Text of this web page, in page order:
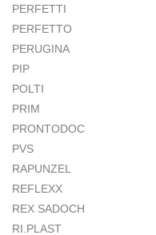
PERFETTI
PERFETTO
PERUGINA
PIP
POLTI
PRIM
PRONTODOC
PVS
RAPUNZEL
REFLEXX
REX SADOCH
RI.PLAST